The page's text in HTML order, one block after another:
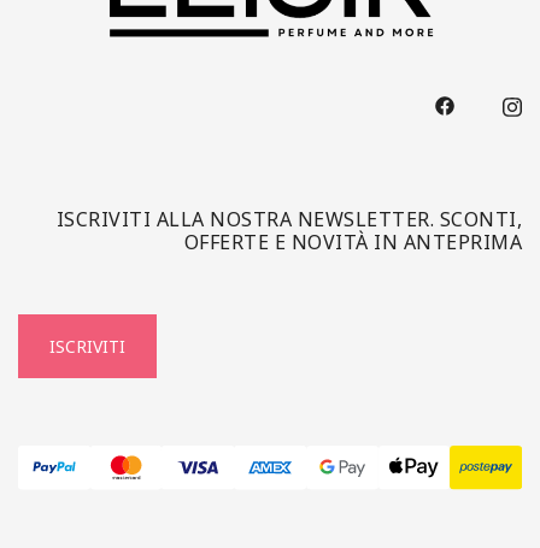
ISCRIVITI ALLA NOSTRA NEWSLETTER. SCONTI,
OFFERTE E NOVITÀ IN ANTEPRIMA
ISCRIVITI